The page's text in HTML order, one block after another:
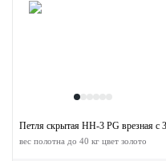
Петля скрытая HH-3 PG врезная с
вес полотна до 40 кг цвет золото